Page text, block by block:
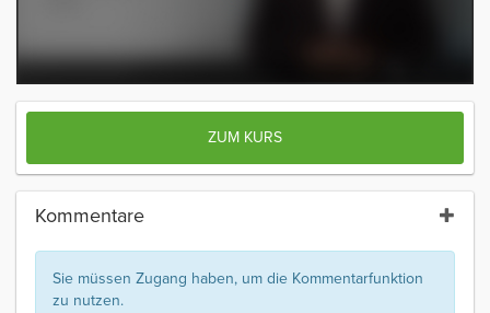
ZUM KURS
Kommentare
Sie müssen Zugang haben, um die Kommentarfunktion
zu nutzen.